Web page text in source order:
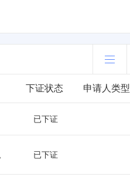
下证状态 申请人类型
已下证
已下证